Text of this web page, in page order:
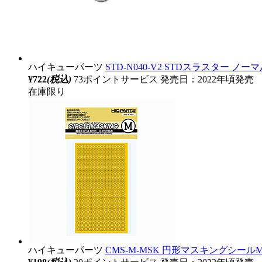
ハイキューパーツ STD-N040-V2 STDスラスター ノーマ
¥722(税込) 73ポイントサービス 発売日：2022年頃発売
在庫限り
ハイキューパーツ CMS-M-MSK 円形マスキングシールM